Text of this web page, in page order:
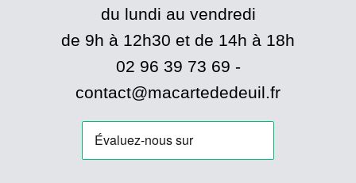
du lundi au vendredi
de 9h à 12h30 et de 14h à 18h
02 96 39 73 69 -
contact@macartededeuil.fr